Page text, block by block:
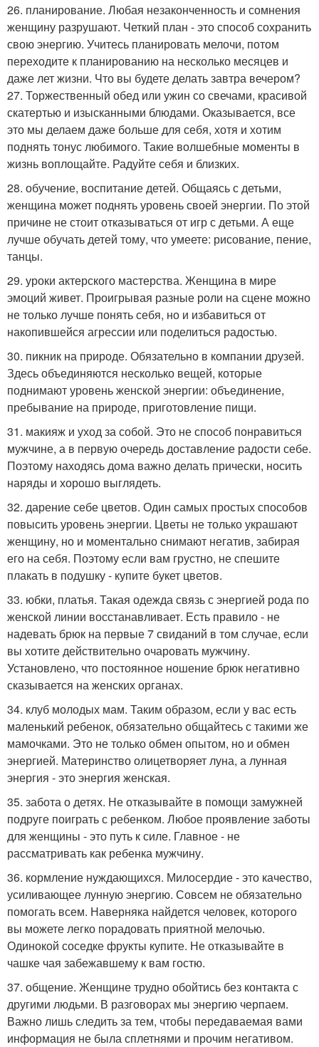
26. планирование. Любая незаконченность и сомнения
женщину разрушают. Четкий план - это способ сохранить
свою энергию. Учитесь планировать мелочи, потом
переходите к планированию на несколько месяцев и
даже лет жизни. Что вы будете делать завтра вечером?
27. Торжественный обед или ужин со свечами, красивой
скатертью и изысканными блюдами. Оказывается, все
это мы делаем даже больше для себя, хотя и хотим
поднять тонус любимого. Такие волшебные моменты в
жизнь воплощайте. Радуйте себя и близких.
28. обучение, воспитание детей. Общаясь с детьми,
женщина может поднять уровень своей энергии. По этой
причине не стоит отказываться от игр с детьми. А еще
лучше обучать детей тому, что умеете: рисование, пение,
танцы.
29. уроки актерского мастерства. Женщина в мире
эмоций живет. Проигрывая разные роли на сцене можно
не только лучше понять себя, но и избавиться от
накопившейся агрессии или поделиться радостью.
30. пикник на природе. Обязательно в компании друзей.
Здесь объединяются несколько вещей, которые
поднимают уровень женской энергии: объединение,
пребывание на природе, приготовление пищи.
31. макияж и уход за собой. Это не способ понравиться
мужчине, а в первую очередь доставление радости себе.
Поэтому находясь дома важно делать прически, носить
наряды и хорошо выглядеть.
32. дарение себе цветов. Один самых простых способов
повысить уровень энергии. Цветы не только украшают
женщину, но и моментально снимают негатив, забирая
его на себя. Поэтому если вам грустно, не спешите
плакать в подушку - купите букет цветов.
33. юбки, платья. Такая одежда связь с энергией рода по
женской линии восстанавливает. Есть правило - не
надевать брюк на первые 7 свиданий в том случае, если
вы хотите действительно очаровать мужчину.
Установлено, что постоянное ношение брюк негативно
сказывается на женских органах.
34. клуб молодых мам. Таким образом, если у вас есть
маленький ребенок, обязательно общайтесь с такими же
мамочками. Это не только обмен опытом, но и обмен
энергией. Материнство олицетворяет луна, а лунная
энергия - это энергия женская.
35. забота о детях. Не отказывайте в помощи замужней
подруге поиграть с ребенком. Любое проявление заботы
для женщины - это путь к силе. Главное - не
рассматривать как ребенка мужчину.
36. кормление нуждающихся. Милосердие - это качество,
усиливающее лунную энергию. Совсем не обязательно
помогать всем. Наверняка найдется человек, которого
вы можете легко порадовать приятной мелочью.
Одинокой соседке фрукты купите. Не отказывайте в
чашке чая забежавшему к вам гостю.
37. общение. Женщине трудно обойтись без контакта с
другими людьми. В разговорах мы энергию черпаем.
Важно лишь следить за тем, чтобы передаваемая вами
информация не была сплетнями и прочим негативом.